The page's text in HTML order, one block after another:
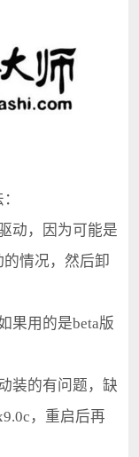
，因为可能是
情况，然后卸
用的是beta版
的有问题，缺
，重启后再